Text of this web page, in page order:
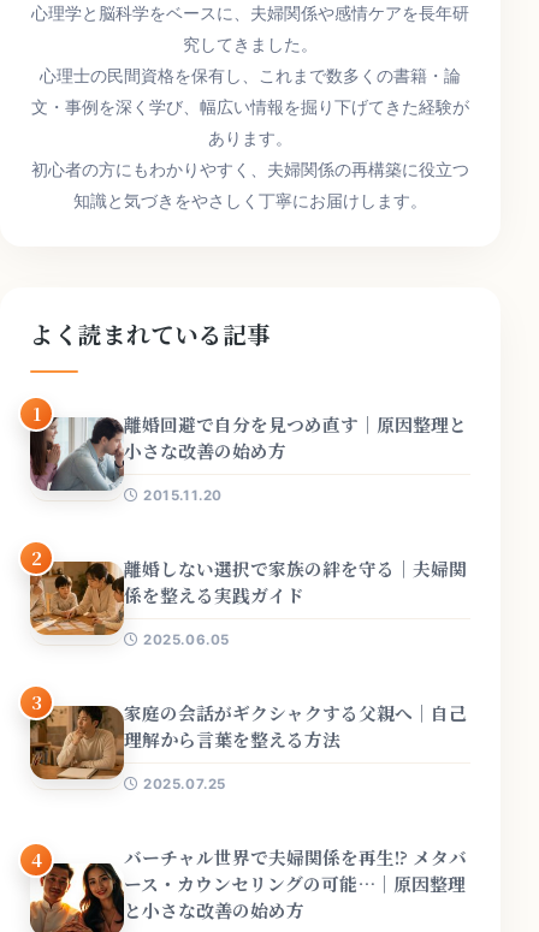
心理学と脳科学をベースに、夫婦関係や感情ケアを長年研
究してきました。
心理士の民間資格を保有し、これまで数多くの書籍・論
文・事例を深く学び、幅広い情報を掘り下げてきた経験が
あります。
初心者の方にもわかりやすく、夫婦関係の再構築に役立つ
知識と気づきをやさしく丁寧にお届けします。
よく読まれている記事
1
離婚回避で自分を見つめ直す｜原因整理と
小さな改善の始め方
2015.11.20
2
離婚しない選択で家族の絆を守る｜夫婦関
係を整える実践ガイド
2025.06.05
3
家庭の会話がギクシャクする父親へ｜自己
理解から言葉を整える方法
2025.07.25
4
バーチャル世界で夫婦関係を再生!? メタバ
ース・カウンセリングの可能…｜原因整理
と小さな改善の始め方